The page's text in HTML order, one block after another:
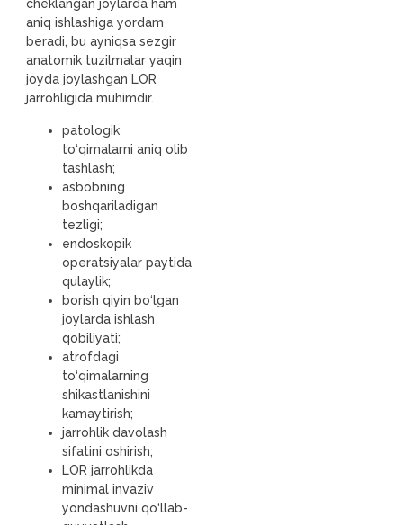
cheklangan joylarda ham
aniq ishlashiga yordam
beradi, bu ayniqsa sezgir
anatomik tuzilmalar yaqin
joyda joylashgan LOR
jarrohligida muhimdir.
patologik
to‘qimalarni aniq olib
tashlash;
asbobning
boshqariladigan
tezligi;
endoskopik
operatsiyalar paytida
qulaylik;
borish qiyin bo‘lgan
joylarda ishlash
qobiliyati;
atrofdagi
to‘qimalarning
shikastlanishini
kamaytirish;
jarrohlik davolash
sifatini oshirish;
LOR jarrohlikda
minimal invaziv
yondashuvni qo‘llab-